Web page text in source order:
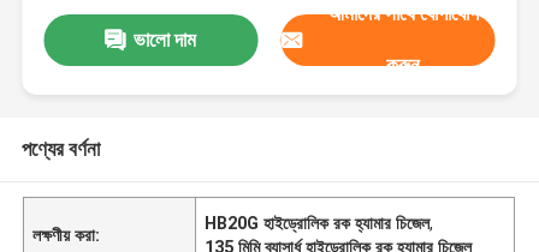
ভালো দাম
আমাদের সাথে যোগাযোগ
করুন
পণ্যের বর্ণনা
লক্ষণীয় করা:
HB20G হাইড্রোলিক রক হ্যামার চিজেল,
135 মিমি ব্যাসার্ধ হাইড্রোলিক রক হ্যামার চিজেল